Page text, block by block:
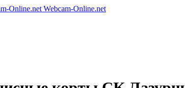
Webcam-Online.net